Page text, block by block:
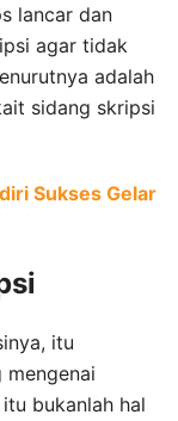
lancar dan
agar tidak
adalah
sidang skripsi
Sukses Gelar
itu
bukanlah hal